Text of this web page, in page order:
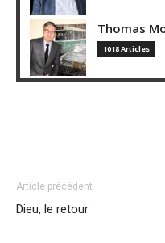
Thomas
1018 Articles
Article précédent
Dieu, le retour